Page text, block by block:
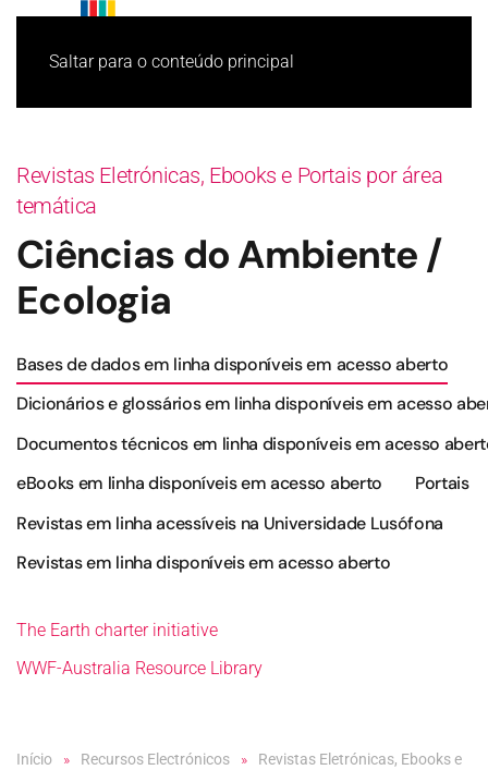
Saltar para o conteúdo principal
Revistas Eletrónicas, Ebooks e Portais por área
temática
Ciências do Ambiente /
Ecologia
Bases de dados em linha disponíveis em acesso aberto
Dicionários e glossários em linha disponíveis em acesso
Documentos técnicos em linha disponíveis em acesso
eBooks em linha disponíveis em acesso aberto
Portais
Revistas em linha acessíveis na Universidade Lusófona
Revistas em linha disponíveis em acesso aberto
The Earth charter initiative
WWF-Australia Resource Library
Início Recursos Electrónicos
Revistas Eletrónicas, Ebooks e